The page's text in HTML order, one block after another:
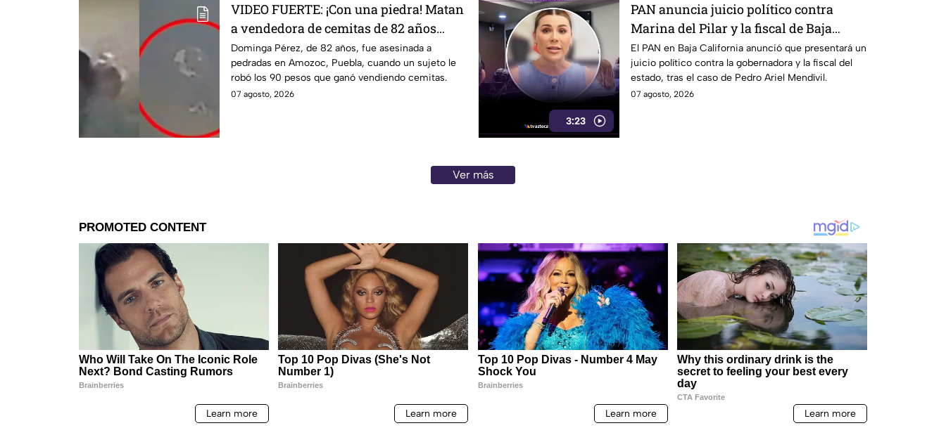
VIDEO FUERTE: ¡Con una piedra! Matan
a vendedora de cemitas de 82 años
mientras iba a su casa
Dominga Pérez, de 82 años, fue asesinada a
pedradas en Amozoc, Puebla, cuando un sujeto le
robó los 90 pesos que ganó vendiendo cemitas.
07 agosto, 2026
3:23
PAN anuncia juicio político contra
Marina del Pilar y la fiscal de Baja
California
El PAN en Baja California anunció que presentará un
juicio político contra la gobernadora y la fiscal del
estado, tras el caso de Pedro Ariel Mendívil.
07 agosto, 2026
Ver más